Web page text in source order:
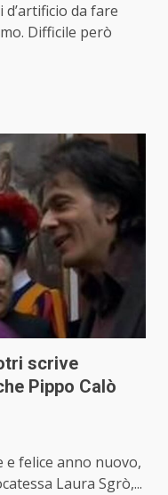
da fare
Difficile però
scrive
Pippo Calò
felice anno nuovo,
Laura Sgrò,...